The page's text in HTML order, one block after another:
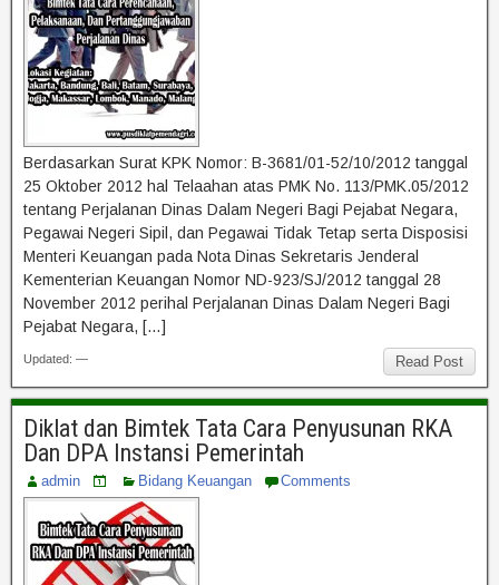
Berdasarkan Surat KPK Nomor: B-3681/01-52/10/2012 tanggal
25 Oktober 2012 hal Telaahan atas PMK No. 113/PMK.05/2012
tentang Perjalanan Dinas Dalam Negeri Bagi Pejabat Negara,
Pegawai Negeri Sipil, dan Pegawai Tidak Tetap serta Disposisi
Menteri Keuangan pada Nota Dinas Sekretaris Jenderal
Kementerian Keuangan Nomor ND-923/SJ/2012 tanggal 28
November 2012 perihal Perjalanan Dinas Dalam Negeri Bagi
Pejabat Negara, […]
Read Post
Updated: —
Diklat dan Bimtek Tata Cara Penyusunan RKA
Dan DPA Instansi Pemerintah
admin Bidang Keuangan Comments